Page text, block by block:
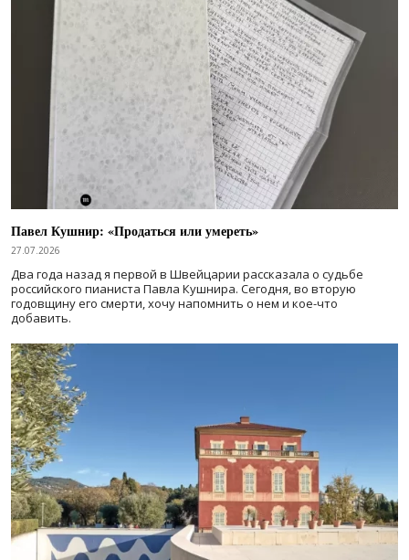
Павел Кушнир: «Продаться или умереть»
27.07.2026
Два года назад я первой в Швейцарии рассказала о судьбе
российского пианиста Павла Кушнира. Сегодня, во вторую
годовщину его смерти, хочу напомнить о нем и кое-что
добавить.